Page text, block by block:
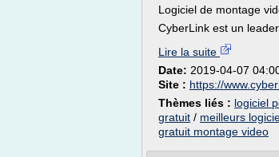
Logiciel de montage
CyberLink est un
Lire la suite
Date: 2019-04-07
Site : https://
Thèmes liés : logiciel
gratuit / meilleurs
gratuit montage video